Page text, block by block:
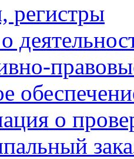
регистры
о